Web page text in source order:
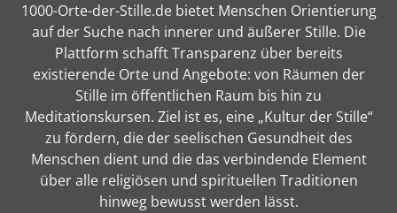
1000-Orte-der-Stille.de bietet Menschen Orientierung
auf der Suche nach innerer und äußerer Stille. Die
Plattform schafft Transparenz über bereits
existierende Orte und Angebote: von Räumen der
Stille im öffentlichen Raum bis hin zu
Meditationskursen. Ziel ist es, eine „Kultur der Stille“
zu fördern, die der seelischen Gesundheit des
Menschen dient und die das verbindende Element
über alle religiösen und spirituellen Traditionen
hinweg bewusst werden lässt.